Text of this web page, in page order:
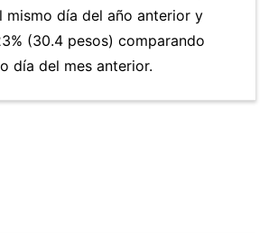
mismo día del año anterior y
(30.4 pesos) comparando
día del mes anterior.